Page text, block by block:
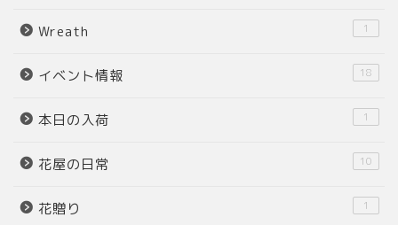
Wreath 1
イベント情報 18
本日の入荷 1
花屋の日常 10
花贈り 1